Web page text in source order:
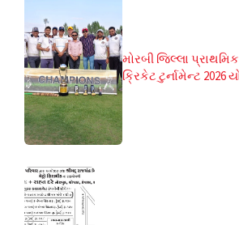
મોરબી જિલ્લા પ્રાથમિક
ક્રિકેટ ટુર્નામેન્ટ 2026